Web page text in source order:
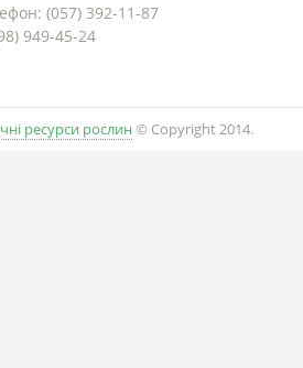
(057) 392-11-87
949-45-24
ресурси рослин © Copyright 2014.